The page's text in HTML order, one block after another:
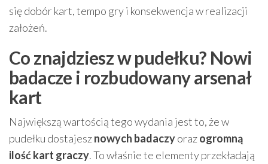
się dobór kart, tempo gry i konsekwencja w realizacji
założeń.
Co znajdziesz w pudełku? Nowi
badacze i rozbudowany arsenał
kart
Największą wartością tego wydania jest to, że w
pudełku dostajesznowych badaczyorazogromną
ilość kart graczy. To właśnie te elementy przekładają